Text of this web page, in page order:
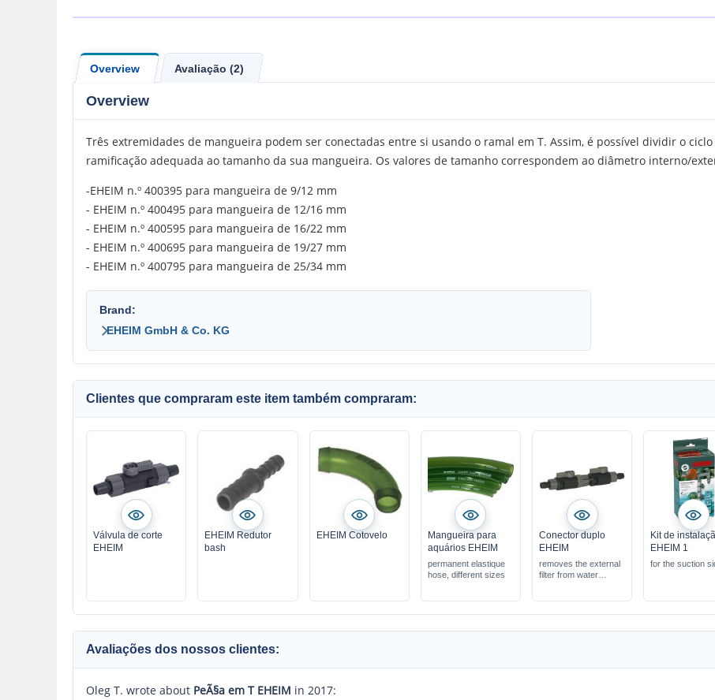
Overview Avaliação (2)
Overview
Três extremidades de mangueira podem ser conectadas entre si usando o ramal em T. Assim, é possível dividir o ciclo
ramificação adequada ao tamanho da sua mangueira. Os valores de tamanho correspondem ao diâmetro interno/
-EHEIM n.º 400395 para mangueira de 9/12 mm
- EHEIM n.º 400495 para mangueira de 12/16 mm
- EHEIM n.º 400595 para mangueira de 16/22 mm
- EHEIM n.º 400695 para mangueira de 19/27 mm
- EHEIM n.º 400795 para mangueira de 25/34 mm
Brand:
EHEIM GmbH & Co. KG
Clientes que compraram este item também compraram:
Válvula de corte
EHEIM
EHEIM Redutor
bash
EHEIM Cotovelo
Mangueira para
aquários EHEIM
permanent elastique
hose, different sizes
Conector duplo
EHEIM
removes the external
filter from water
Kit de
EHEIM 1
for the suction
Avaliações dos nossos clientes:
Oleg T. wrote about PeÃ§a em T EHEIM in 2017: